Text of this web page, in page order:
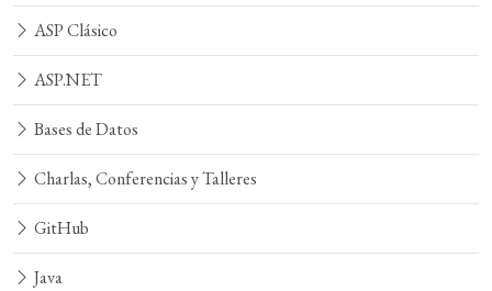
ASP Clásico
ASP.NET
Bases de Datos
Charlas, Conferencias y Talleres
GitHub
Java